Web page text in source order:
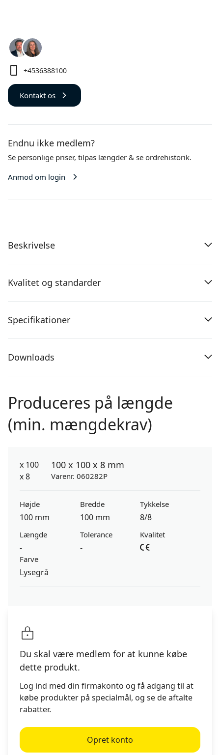
+4536388100
Kontakt os
Endnu ikke medlem?
Se personlige priser, tilpas længder & se ordrehistorik.
Anmod om login
Beskrivelse
Kvalitet og standarder
Specifikationer
Downloads
Produceres på længde
(min. mængdekrav)
100 x 100 x 8 mm
Varenr. 060282P
Højde
100 mm
Bredde
100 mm
Tykkelse
8/8
Længde
-
Tolerance
-
Kvalitet
Farve
Lysegrå
Du skal være medlem for at kunne købe
dette produkt.
Log ind med din firmakonto og få adgang til at
købe produkter på specialmål, og se de aftalte
rabatter.
Opret konto